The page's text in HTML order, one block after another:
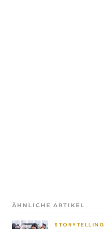
ÄHNLICHE ARTIKEL
STORYTELLING